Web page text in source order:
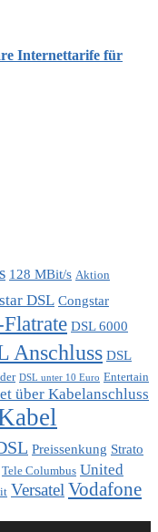
Internettarife für
128 MBit/s Aktion
DSL Congstar
DSL 6000
Anschluss DSL
DSL unter 10 Euro Entertain
über Kabelanschluss
Preissenkung Strato
Tele Columbus United
Versatel Vodafone